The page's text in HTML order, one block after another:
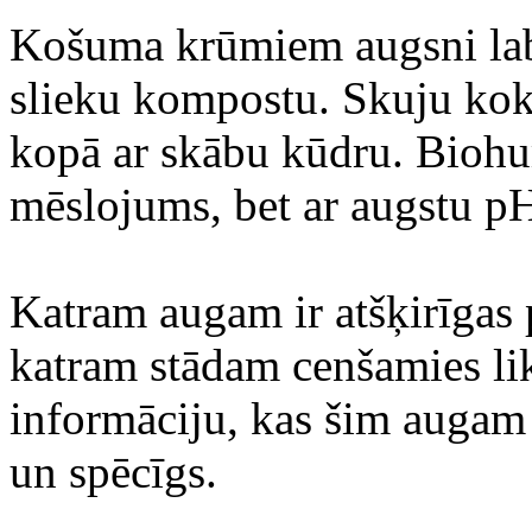
Košuma krūmiem augsni
slieku kompostu. Skuju
kopā ar skābu kūdru.
mēslojums, bet ar augstu
Katram augam ir atšķirīgas
katram stādam cenšamies
informāciju, kas šim
un spēcīgs.